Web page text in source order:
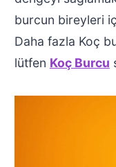
burcun bireyleri
Daha fazla Koç
lütfen Koç Burcu